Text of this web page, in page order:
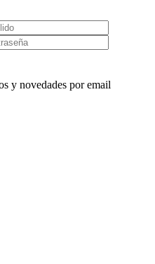
y novedades por email